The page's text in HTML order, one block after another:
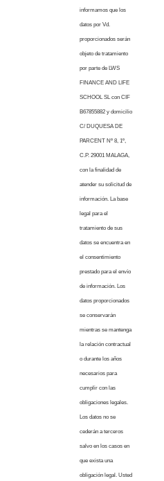
informamos que los
datos por Vd.
proporcionados serán
objeto de tratamiento
por parte de LWS
FINANCE AND LIFE
SCHOOL SL con CIF
B67855882 y domicilio
C/ DUQUESA DE
PARCENT Nº 8, 1º,
C.P. 29001 MALAGA,
con la finalidad de
atender su solicitud de
información. La base
legal para el
tratamiento de sus
datos se encuentra en
el consentimiento
prestado para el envío
de información. Los
datos proporcionados
se conservarán
mientras se mantenga
la relación contractual
o durante los años
necesarios para
cumplir con las
obligaciones legales.
Los datos no se
cederán a terceros
salvo en los casos en
que exista una
obligación legal. Usted